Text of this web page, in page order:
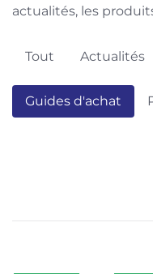
actualités, les
Tout Actualités
Guides d'achat